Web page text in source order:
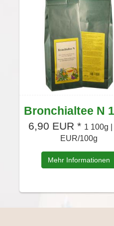
Bronchialtee N
6,90 EUR * 1 100g
EUR/100g
Mehr Informationen